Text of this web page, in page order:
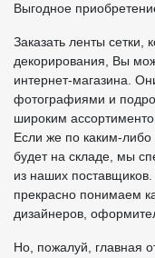
Выгодное
Заказать ленты сетки,
декорирования, Вы
интернет-магазина.
фотографиями и
широким
Если же по каким-
будет на складе, мы
из наших
прекрасно понимаем
дизайнеров,
Но, пожалуй, главная